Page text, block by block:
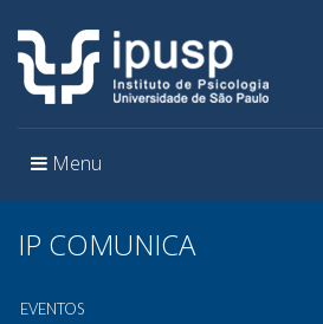
Toggle
Menu
IP COMUNICA
EVENTOS